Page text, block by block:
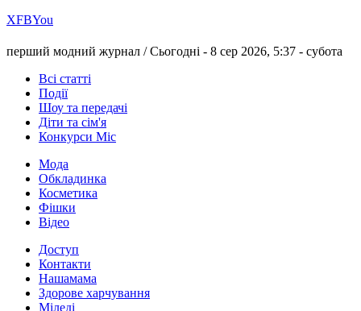
ХFBYou
перший модний журнал /Сьогодні - 8 сер 2026, 5:37 - субота
Всі статті
Події
Шоу та передачі
Діти та сім'я
Конкурси Міс
Мода
Обкладинка
Косметика
Фішки
Відео
Доступ
Контакти
Нашамама
Здорове харчування
Міледі